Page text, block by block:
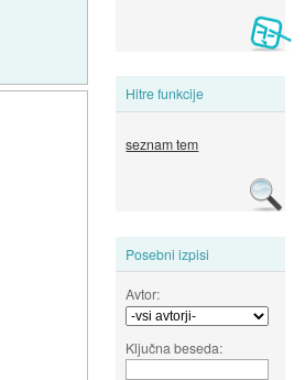
Hitre funkcije
seznam tem
Posebni izpisi
Avtor:
Ključna beseda: